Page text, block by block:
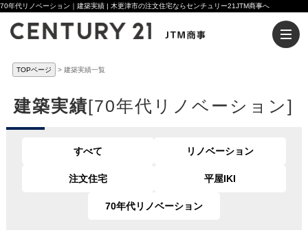
70年代リノベーション｜建築実績 | 木更津市の注文住宅ならセンチュリー21JTM商事へ
TOPページ 建築実績一覧
建築実績[70年代リノベーション]
すべて リノベーション
注文住宅 平屋IKI
70年代リノベーション